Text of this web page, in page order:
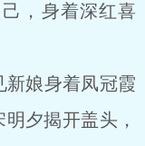
，身着深红喜
娘身着凤冠霞
夕揭开盖头，